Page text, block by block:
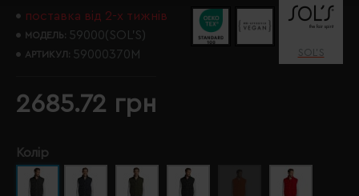
поставка від 2-х тижнів
МОДЕЛЬ: 59000(SOL’S)
АРТИКУЛ: 59000370M SOL’S
2685.72 грн
Колір